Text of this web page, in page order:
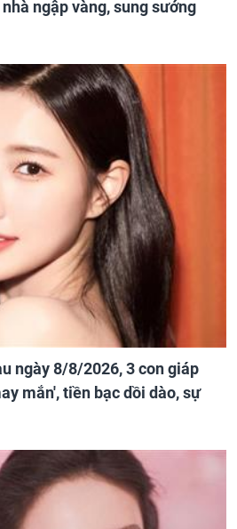
ngập vàng, sung sướng
ngày 8/8/2026, 3 con giáp
mắn', tiền bạc dồi dào, sự